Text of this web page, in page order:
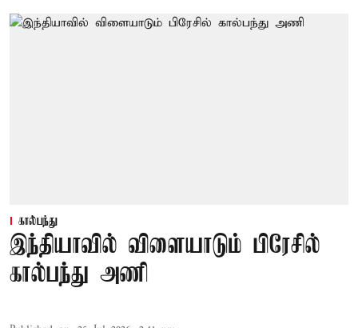
கால்பந்து
இந்தியாவில் விளையாடும் பிரேசில்
கால்பந்து அணி